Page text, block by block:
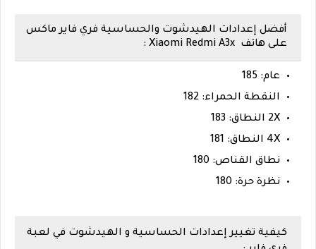
أفضل إعدادات الهيدشوت والحساسية فري فاير ماكس
على هاتف Xiaomi Redmi A3x :
عام: 185
النقطة الحمراء: 182
2X النطاق: 183
4X النطاق: 181
نطاق القناص: 180
نظرة حرة: 180
كيفية تغيير إعدادات الحساسية و الهيدشوت في لعبة